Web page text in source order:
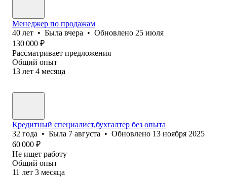
Менеджер по продажам
40 лет • Была вчера • Обновлено 25 июля
130 000 ₽
Рассматривает предложения
Общий опыт
13 лет 4 месяца
Кредитный специалист,бухгалтер без опыта
32 года • Была 7 августа • Обновлено 13 ноября 2025
60 000 ₽
Не ищет работу
Общий опыт
11 лет 3 месяца